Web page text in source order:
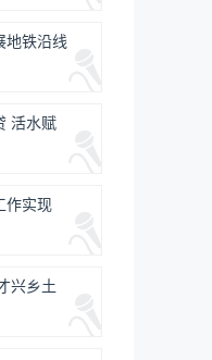
地铁沿线
活水赋
作实现
兴乡土